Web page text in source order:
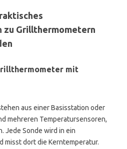
zu Grillthermometern
mit
aus einer Basisstation oder
mehreren Temperatursensoren,
Jede Sonde wird in ein
misst dort die Kerntemperatur.